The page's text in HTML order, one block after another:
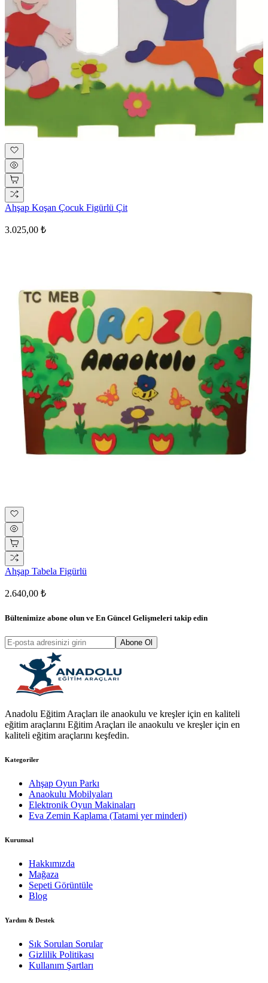
Ahşap Koşan Çocuk Figürlü Çit
3.025,00 ₺
Ahşap Tabela Figürlü
2.640,00 ₺
Bültenimize abone olun ve En Güncel Gelişmeleri takip edin
Abone Ol
Anadolu Eğitim Araçları ile anaokulu ve kreşler için en kaliteli
eğitim araçlarını Eğitim Araçları ile anaokulu ve kreşler için en
kaliteli eğitim araçlarını keşfedin.
Kategoriler
Ahşap Oyun Parkı
Anaokulu Mobilyaları
Elektronik Oyun Makinaları
Eva Zemin Kaplama (Tatami yer minderi)
Kurumsal
Hakkımızda
Mağaza
Sepeti Görüntüle
Blog
Yardım & Destek
Sık Sorulan Sorular
Gizlilik Politikası
Kullanım Şartları